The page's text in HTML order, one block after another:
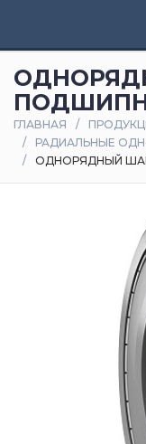
и
статьи
Оплата
доставка
ГЛАВНАЯ
РАДИАЛЬНЫЕ
ОДНОРЯДНЫЙ